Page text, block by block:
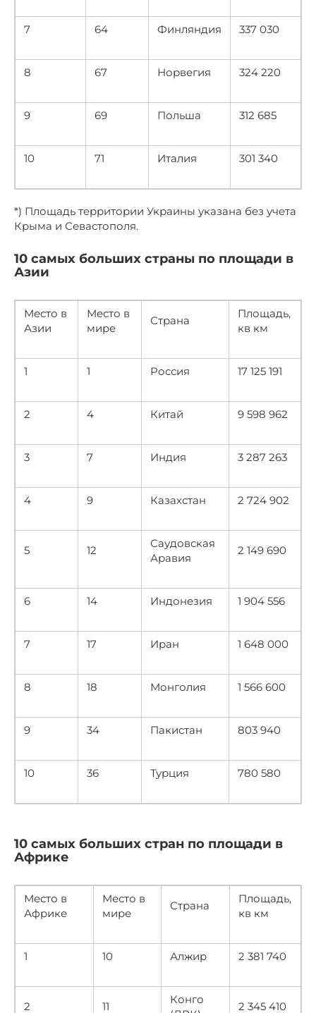
7 64 Финляндия 337 030
8 67 Норвегия 324 220
9 69 Польша 312 685
10 71 Италия 301 340
*) Площадь территории Украины указана без учета
Крыма и Севастополя.
10 самых больших страны по площади в
Азии
Место в
Азии
Место в
мире
Страна
Площадь,
кв км
1 1 Россия 17 125 191
2 4 Китай 9 598 962
3 7 Индия 3 287 263
4 9 Казахстан 2 724 902
5 12
Саудовская
Аравия
2 149 690
6 14 Индонезия 1 904 556
7 17 Иран 1 648 000
8 18 Монголия 1 566 600
9 34 Пакистан 803 940
10 36 Турция 780 580
10 самых больших стран по площади в
Африке
Место в
Африке
Место в
мире
Страна
Площадь,
кв км
1 10 Алжир 2 381 740
2 11
Конго
2 345 410